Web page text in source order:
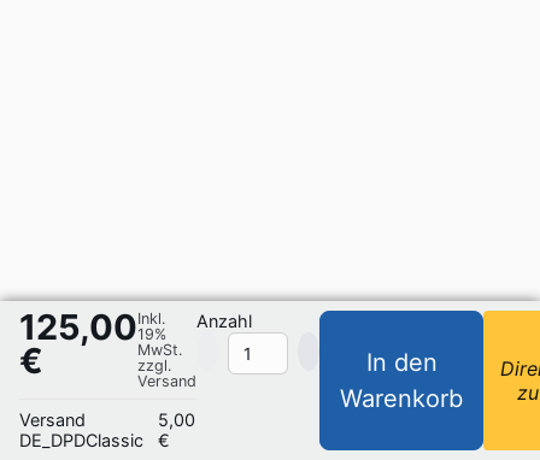
125,00
€
Inkl.
19%
MwSt.
zzgl.
Versand
Versand
DE_DPDClassic
5,00
€
Anzahl
In den
Warenkorb
zu